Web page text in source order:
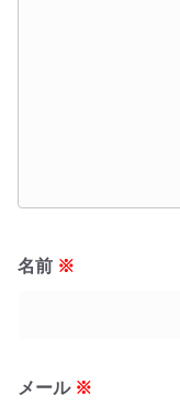
名前 ※
メール ※